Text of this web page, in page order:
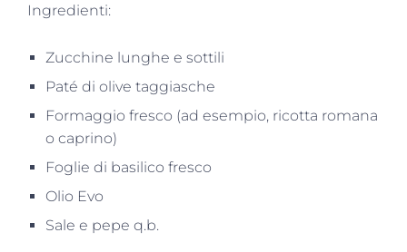
Ingredienti:
Zucchine lunghe e sottili
Paté di olive taggiasche
Formaggio fresco (ad esempio, ricotta romana
o caprino)
Foglie di basilico fresco
Olio Evo
Sale e pepe q.b.